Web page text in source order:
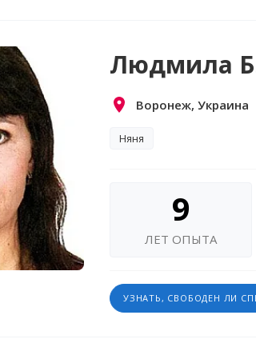
Людмила
Воронеж, Украина
Няня
9
ЛЕТ ОПЫТА
УЗНАТЬ, СВОБОДЕН ЛИ